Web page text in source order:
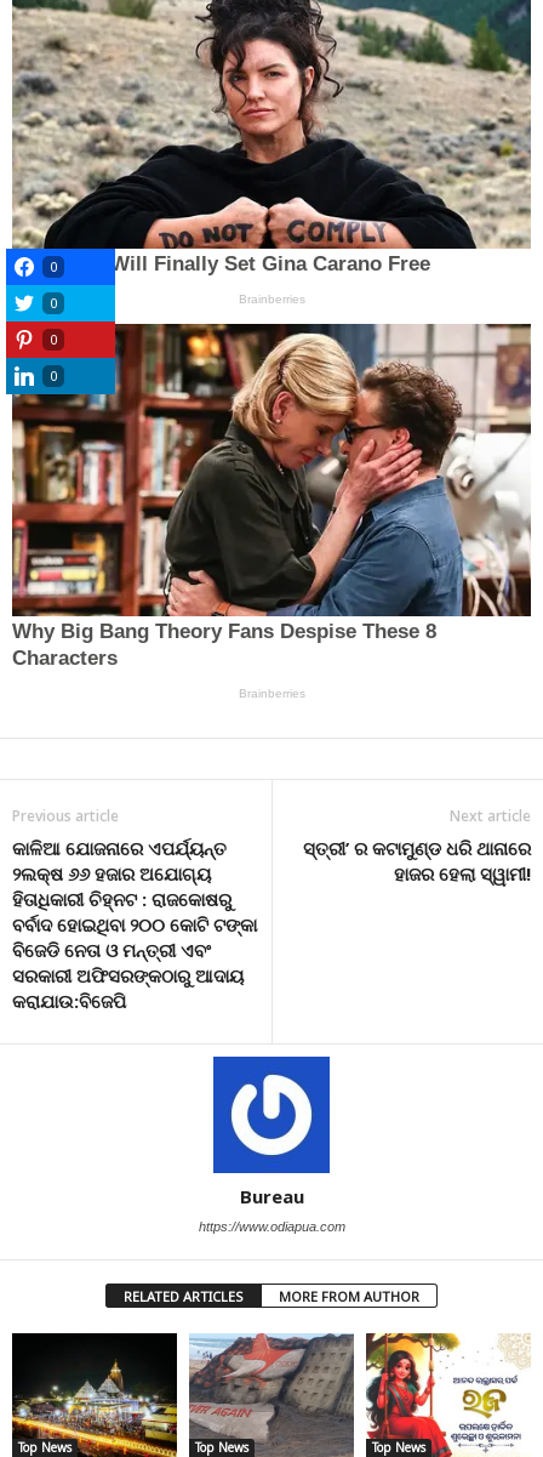
Previous article
କାଳିଆ ଯୋଜନାରେ ଏପର୍ଯ୍ୟନ୍ତ
୨ଲକ୍ଷ ୬୬ ହଜାର ଅଯୋଗ୍ୟ
ହିତାଧିକାରୀ ଚିହ୍ନଟ : ରାଜକୋଷରୁ
ବର୍ବାଦ ହୋଇଥିବା ୨୦୦ କୋଟି ଟଙ୍କା
ବିଜେଡି ନେତା ଓ ମନ୍ତ୍ରୀ ଏବଂ
ସରକାରୀ ଅଫିସରଙ୍କଠାରୁ ଆଦାୟ
କରାଯାଉ:ବିଜେପି
Next article
ସ୍ତ୍ରୀ’ ର କଟାମୁଣ୍ଡ ଧରି ଥାନାରେ
ହାଜର ହେଲା ସ୍ୱାମୀ!
Bureau
https://www.odiapua.com
RELATED ARTICLES MORE FROM AUTHOR
Top News Top News Top News
0
0
0
0